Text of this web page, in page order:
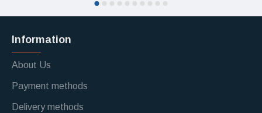
Information
About Us
Payment methods
Delivery methods